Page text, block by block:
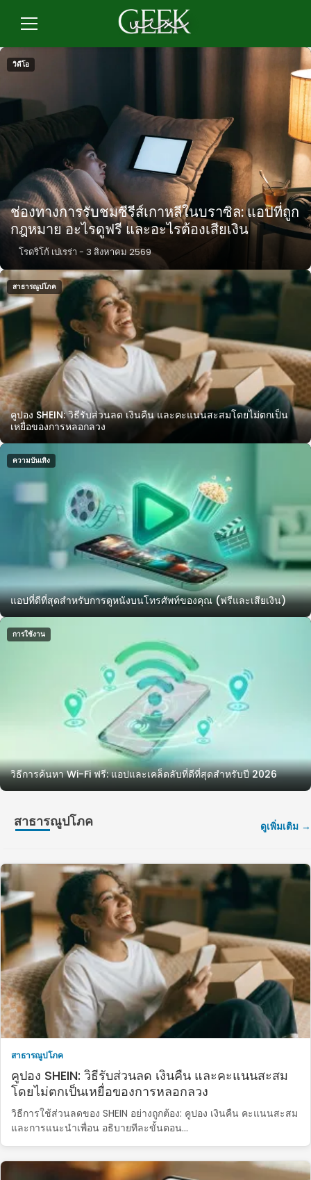
เนื้อหา
เมนู
วิดีโอ
ช่องทางการรับชมซีรีส์เกาหลีในบราซิล: แอปที่ถูก
กฎหมาย อะไรดูฟรี และอะไรต้องเสียเงิน
โรดริโก้ เปเรร่า - 3 สิงหาคม 2569
สาธารณูปโภค
คูปอง SHEIN: วิธีรับส่วนลด เงินคืน และคะแนนสะสมโดยไม่ตกเป็น
เหยื่อของการหลอกลวง
ความบันเทิง
แอปที่ดีที่สุดสำหรับการดูหนังบนโทรศัพท์ของคุณ (ฟรีและเสียเงิน)
การใช้งาน
วิธีการค้นหา Wi-Fi ฟรี: แอปและเคล็ดลับที่ดีที่สุดสำหรับปี 2026
สาธารณูปโภค ดูเพิ่มเติม
สาธารณูปโภค
คูปอง SHEIN: วิธีรับส่วนลด เงินคืน และคะแนนสะสม
โดยไม่ตกเป็นเหยื่อของการหลอกลวง
วิธีการใช้ส่วนลดของ SHEIN อย่างถูกต้อง: คูปอง เงินคืน คะแนนสะสม
และการแนะนำเพื่อน อธิบายทีละขั้นตอน…